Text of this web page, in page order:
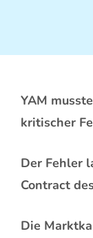
YAM
kritischer
Der Fehler
Contract
Die